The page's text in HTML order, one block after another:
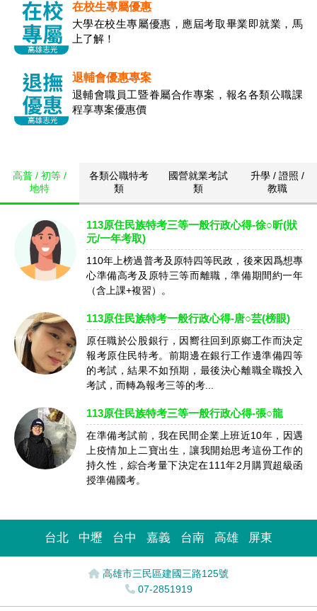
在校生專屬優惠
大學在校生專屬優惠，應屆考取畢業即就業，馬
上了解！
退輔會優惠專案
退輔會職員工暨眷屬合作專案，報名各類公職課
程享專案優惠價
高普 / 初等 /
地特
各類公職特考
類
國營就業考試
類
升學 / 證照 /
教職
113原住民族特考三等一般行政心得-徐○昕(狀
元/一年考取)
110年上榜過普考及原特四等民政，後來因爲想專
心準備高考及原特三等而離職，準備期間約一年
（含上課+複習）。
113原住民族特考一般行政心得-唐○芸(榜眼)
原任職於公股銀行，因嚮往回到原鄉工作而決定
報考原住民特考。前期邊在銀行工作邊準備四等
的考試，結果不如預期，最後決心離職全職投入
考試，而轉為報考三等的考...
113原住民族特考三等一般行政心得-張○龍
在準備考試前，我在民間企業上班近10年，因遇
上疫情加上二寶出生，讓我開始思考這份工作的
持久性，綜合考量下決定在111年2月購買超級函
授準備國考。
台北 中壢 台中 嘉義 台南 高雄 屏東
高雄市三民區建國三路125號
07-2851919